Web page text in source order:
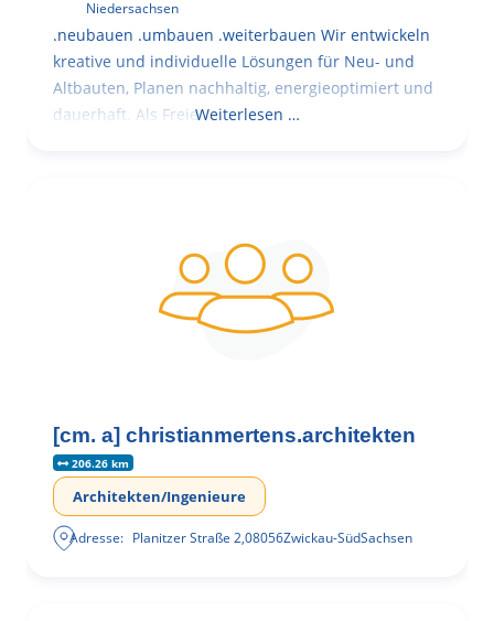
Niedersachsen
.neubauen .umbauen .weiterbauen Wir entwickeln
kreative und individuelle Lösungen für Neu- und
Altbauten, Planen nachhaltig, energieoptimiert und
dauerhaft. Als FreieWeiterlesen …
[cm. a] christianmertens.architekten
206.26 km
Architekten/Ingenieure
Adresse: Planitzer Straße 2,08056Zwickau-SüdSachsen